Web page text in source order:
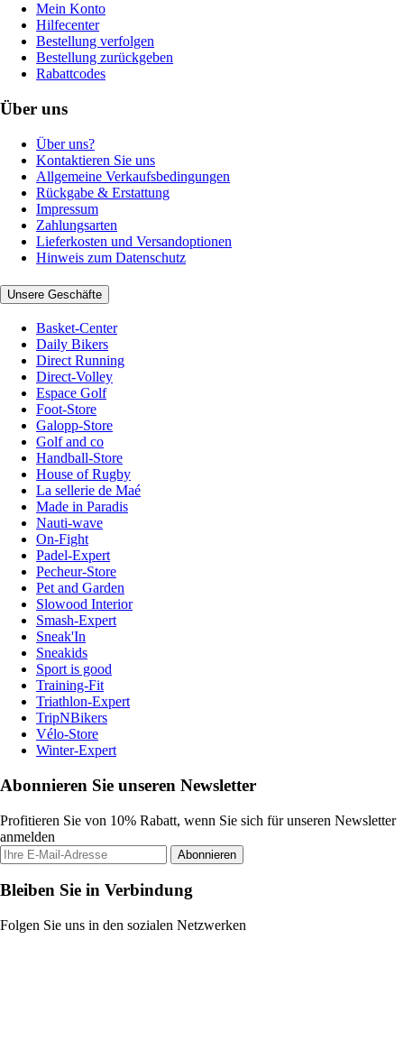
Mein Konto
Hilfecenter
Bestellung verfolgen
Bestellung zurückgeben
Rabattcodes
Über uns
Über uns?
Kontaktieren Sie uns
Allgemeine Verkaufsbedingungen
Rückgabe & Erstattung
Impressum
Zahlungsarten
Lieferkosten und Versandoptionen
Hinweis zum Datenschutz
Unsere Geschäfte
Basket-Center
Daily Bikers
Direct Running
Direct-Volley
Espace Golf
Foot-Store
Galopp-Store
Golf and co
Handball-Store
House of Rugby
La sellerie de Maé
Made in Paradis
Nauti-wave
On-Fight
Padel-Expert
Pecheur-Store
Pet and Garden
Slowood Interior
Smash-Expert
Sneak'In
Sneakids
Sport is good
Training-Fit
Triathlon-Expert
TripNBikers
Vélo-Store
Winter-Expert
Abonnieren Sie unseren Newsletter
Profitieren Sie von 10% Rabatt, wenn Sie sich für unseren Newsletter
anmelden
Abonnieren
Bleiben Sie in Verbindung
Folgen Sie uns in den sozialen Netzwerken